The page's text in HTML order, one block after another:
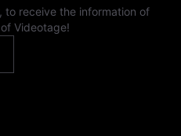
to receive the information of
Videotage!